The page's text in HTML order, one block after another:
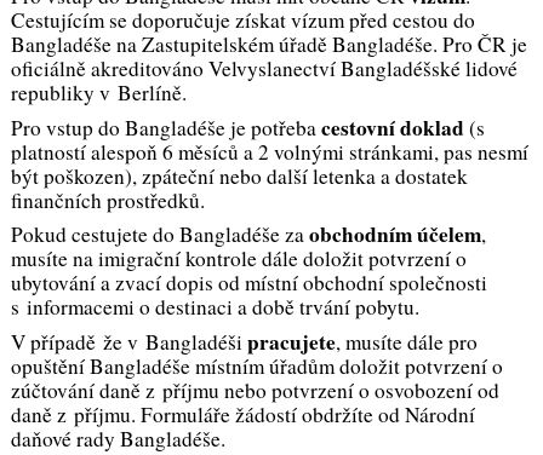
Cestujícím se doporučuje získat vízum před cestou do
Bangladéše na Zastupitelském úřadě Bangladéše. Pro ČR je
oficiálně akreditováno Velvyslanectví Bangladéšské lidové
republiky v Berlíně.
Pro vstup do Bangladéše je potřebacestovní doklad (s
platností alespoň 6 měsíců a 2 volnými stránkami, pas nesmí
být poškozen), zpáteční nebo další letenka a dostatek
finančních prostředků.
Pokud cestujete do Bangladéše zaobchodním účelem,
musíte na imigrační kontrole dále doložit potvrzení o
ubytování a zvací dopis od místní obchodní společnosti
s informacemi o destinaci a době trvání pobytu.
V případě že v Bangladéšipracujete, musíte dále pro
opuštění Bangladéše místním úřadům doložit potvrzení o
zúčtování daně z příjmu nebo potvrzení o osvobození od
daně z příjmu. Formuláře žádostí obdržíte od Národní
daňové rady Bangladéše.